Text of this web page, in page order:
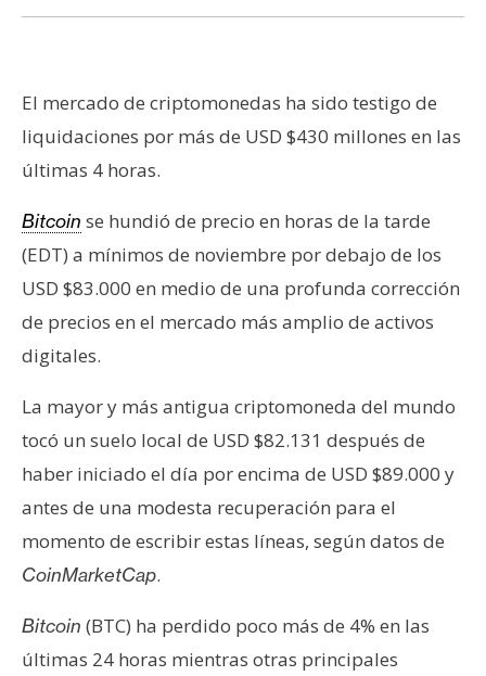
A
l
s
i
N
t
a
d
e
P
r
n
s
El mercado de criptomonedas ha sido testigo de
liquidaciones por más de USD $430 millones en las
últimas 4 horas.
Bitcoin se hundió de precio en horas de la tarde
(EDT) a mínimos de noviembre por debajo de los
USD $83.000 en medio de una profunda corrección
de precios en el mercado más amplio de activos
digitales.
La mayor y más antigua criptomoneda del mundo
tocó un suelo local de USD $82.131 después de
haber iniciado el día por encima de USD $89.000 y
antes de una modesta recuperación para el
momento de escribir estas líneas, según datos de
CoinMarketCap.
Bitcoin (BTC) ha perdido poco más de 4% en las
últimas 24 horas mientras otras principales